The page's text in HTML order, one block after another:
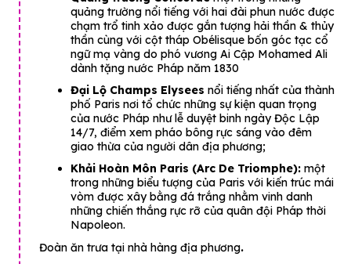
quảng trường nổi tiếng với hai đài phun nước được
chạm trổ tinh xảo được gắn tượng hải thần & thủy
thần cùng với cột tháp Obélisque bốn góc tạc cổ
ngữ mạ vàng do phó vương Ai Cập Mohamed Ali
dành tặng nước Pháp năm 1830
Đại Lộ Champs Elysees nổi tiếng nhất của thành
phố Paris nơi tổ chức những sự kiện quan trọng
của nước Pháp như lễ duyệt binh ngày Độc Lập
14/7, điểm xem pháo bông rực sáng vào đêm
giao thừa của người dân địa phương;
Khải Hoàn Môn Paris (Arc De Triomphe): một
trong những biểu tượng của Paris với kiến trúc mái
vòm được xây bằng đá trắng nhằm vinh danh
những chiến thắng rực rỡ của quân đội Pháp thời
Napoleon.
Đoàn ăn trưa tại nhà hàng địa phương.